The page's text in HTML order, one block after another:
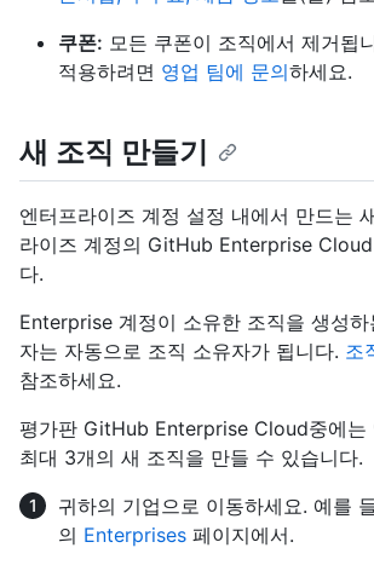
쿠폰: 모든 쿠폰이 조직에서 제거됩
적용하려면 영업 팀에 문의하세요.
새 조직 만들기
엔터프라이즈 계정 설정 내에서 만드는
라이즈 계정의 GitHub Enterprise
다.
Enterprise 계정이 소유한 조직을 생성
자는 자동으로 조직 소유자가 됩니다. 조
참조하세요.
평가판 GitHub Enterprise Cloud중에는
최대 3개의 새 조직을 만들 수 있습니다.
귀하의 기업으로 이동하세요. 예를
의 Enterprises 페이지에서.